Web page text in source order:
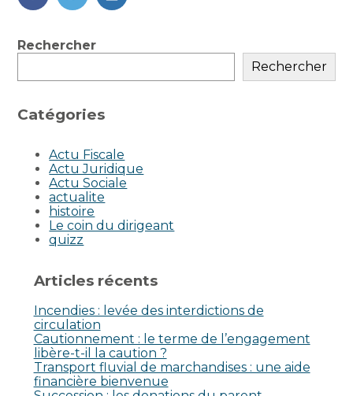
FaceBook
TwitterLinkedIn
Blog
Rechercher
Rechercher
Catégories
Actu Fiscale
Actu Juridique
Actu Sociale
actualite
histoire
Le coin du dirigeant
quizz
Articles récents
Incendies : levée des interdictions de
circulation
Cautionnement : le terme de l’engagement
libère-t-il la caution ?
Transport fluvial de marchandises : une aide
financière bienvenue